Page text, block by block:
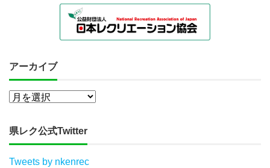
アーカイブ
県レク公式Twitter
Tweets by nkenrec